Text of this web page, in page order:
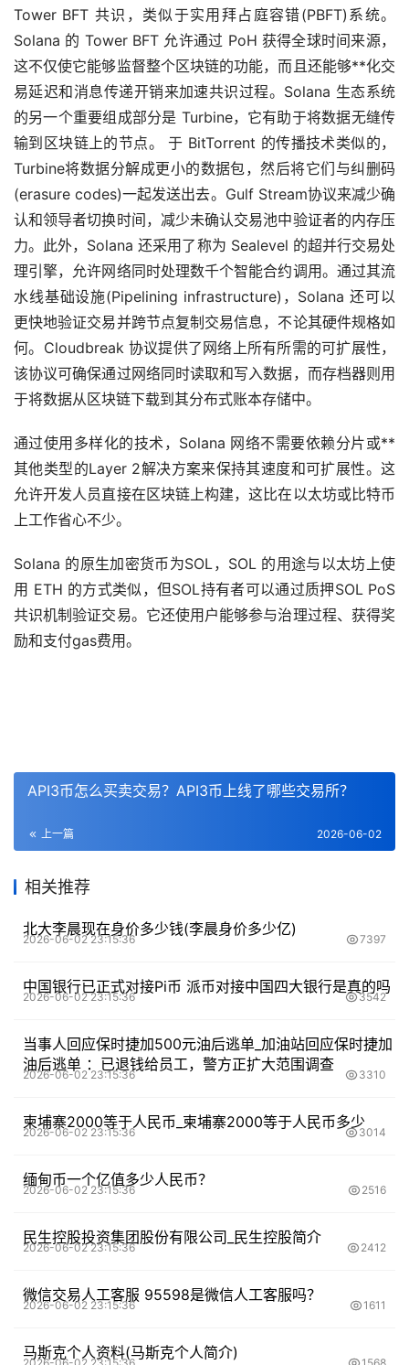
Tower BFT 共识，类似于实用拜占庭容错(PBFT)系统。
Solana 的 Tower BFT 允许通过 PoH 获得全球时间来源，
这不仅使它能够监督整个区块链的功能，而且还能够**化交
易延迟和消息传递开销来加速共识过程。Solana 生态系统
的另一个重要组成部分是 Turbine，它有助于将数据无缝传
输到区块链上的节点。 于 BitTorrent 的传播技术类似的，
Turbine将数据分解成更小的数据包，然后将它们与纠删码
(erasure codes)一起发送出去。Gulf Stream协议来减少确
认和领导者切换时间，减少未确认交易池中验证者的内存压
力。此外，Solana 还采用了称为 Sealevel 的超并行交易处
理引擎，允许网络同时处理数千个智能合约调用。通过其流
水线基础设施(Pipelining infrastructure)，Solana 还可以
更快地验证交易并跨节点复制交易信息，不论其硬件规格如
何。Cloudbreak 协议提供了网络上所有所需的可扩展性，
该协议可确保通过网络同时读取和写入数据，而存档器则用
于将数据从区块链下载到其分布式账本存储中。
通过使用多样化的技术，Solana 网络不需要依赖分片或**
其他类型的Layer 2解决方案来保持其速度和可扩展性。这
允许开发人员直接在区块链上构建，这比在以太坊或比特币
上工作省心不少。
Solana 的原生加密货币为SOL，SOL 的用途与以太坊上使
用 ETH 的方式类似，但SOL持有者可以通过质押SOL PoS
共识机制验证交易。它还使用户能够参与治理过程、获得奖
励和支付gas费用。
API3币怎么买卖交易？API3币上线了哪些交易所？
上一篇 2026-06-02
相关推荐
北大李晨现在身价多少钱(李晨身价多少亿)
2026-06-02 23:15:36 7397
中国银行已正式对接Pi币 派币对接中国四大银行是真的吗
2026-06-02 23:15:36 3542
当事人回应保时捷加500元油后逃单_加油站回应保时捷加
油后逃单 ：已退钱给员工，警方正扩大范围调查
2026-06-02 23:15:36 3310
柬埔寨2000等于人民币_柬埔寨2000等于人民币多少
2026-06-02 23:15:36 3014
缅甸币一个亿值多少人民币？
2026-06-02 23:15:36 2516
民生控股投资集团股份有限公司_民生控股简介
2026-06-02 23:15:36 2412
微信交易人工客服 95598是微信人工客服吗？
2026-06-02 23:15:36 1611
马斯克个人资料(马斯克个人简介)